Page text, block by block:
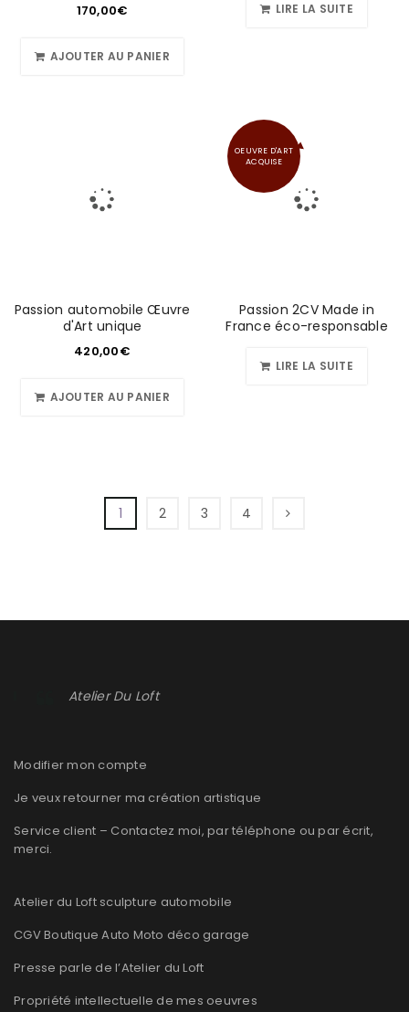
170,00€
AJOUTER AU PANIER
LIRE LA SUITE
Passion automobile Œuvre
d'Art unique
420,00€
AJOUTER AU PANIER
OEUVRE D'ART
ACQUISE
Passion 2CV Made in
France éco-responsable
LIRE LA SUITE
1 2 3 4
Atelier Du Loft
Modifier mon compte
Je veux retourner ma création artistique
Service client – Contactez moi, par téléphone ou par écrit,
merci.
Atelier du Loft sculpture automobile
CGV Boutique Auto Moto déco garage
Presse parle de l’Atelier du Loft
Propriété intellectuelle de mes oeuvres